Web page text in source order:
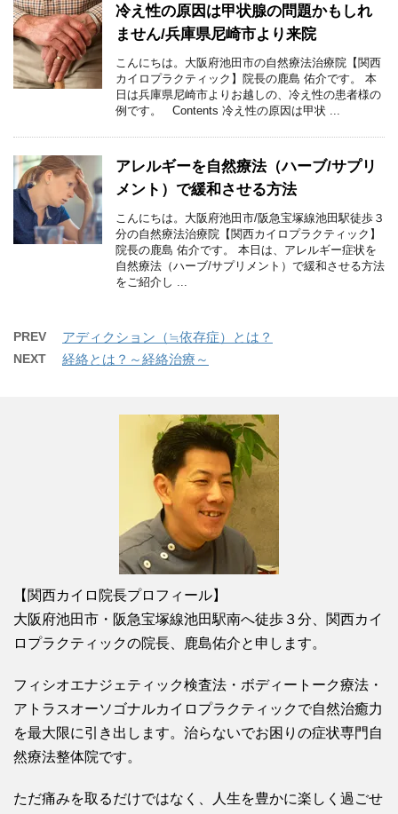
冷え性の原因は甲状腺の問題かもしれ
ません/兵庫県尼崎市より来院
こんにちは。大阪府池田市の自然療法治療院【関西
カイロプラクティック】院長の鹿島 佑介です。 本
日は兵庫県尼崎市よりお越しの、冷え性の患者様の
例です。 Contents 冷え性の原因は甲状 ...
アレルギーを自然療法（ハーブ/サプリ
メント）で緩和させる方法
こんにちは。大阪府池田市/阪急宝塚線池田駅徒歩３
分の自然療法治療院【関西カイロプラクティック】
院長の鹿島 佑介です。 本日は、アレルギー症状を
自然療法（ハーブ/サプリメント）で緩和させる方法
をご紹介し ...
PREV アディクション（≒依存症）とは？
NEXT 経絡とは？～経絡治療～
【関西カイロ院長プロフィール】
大阪府池田市・阪急宝塚線池田駅南へ徒歩３分、関西カイ
ロプラクティックの院長、鹿島佑介と申します。
フィシオエナジェティック検査法・ボディートーク療法・
アトラスオーソゴナルカイロプラクティックで自然治癒力
を最大限に引き出します。治らないでお困りの症状専門自
然療法整体院です。
ただ痛みを取るだけではなく、人生を豊かに楽しく過ごせ